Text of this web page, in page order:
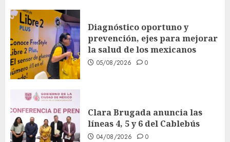
Diagnóstico oportuno y
prevención, ejes para mejorar
la salud de los mexicanos
05/08/2026 0
Clara Brugada anuncia las
líneas 4, 5 y 6 del Cablebús
04/08/2026 0